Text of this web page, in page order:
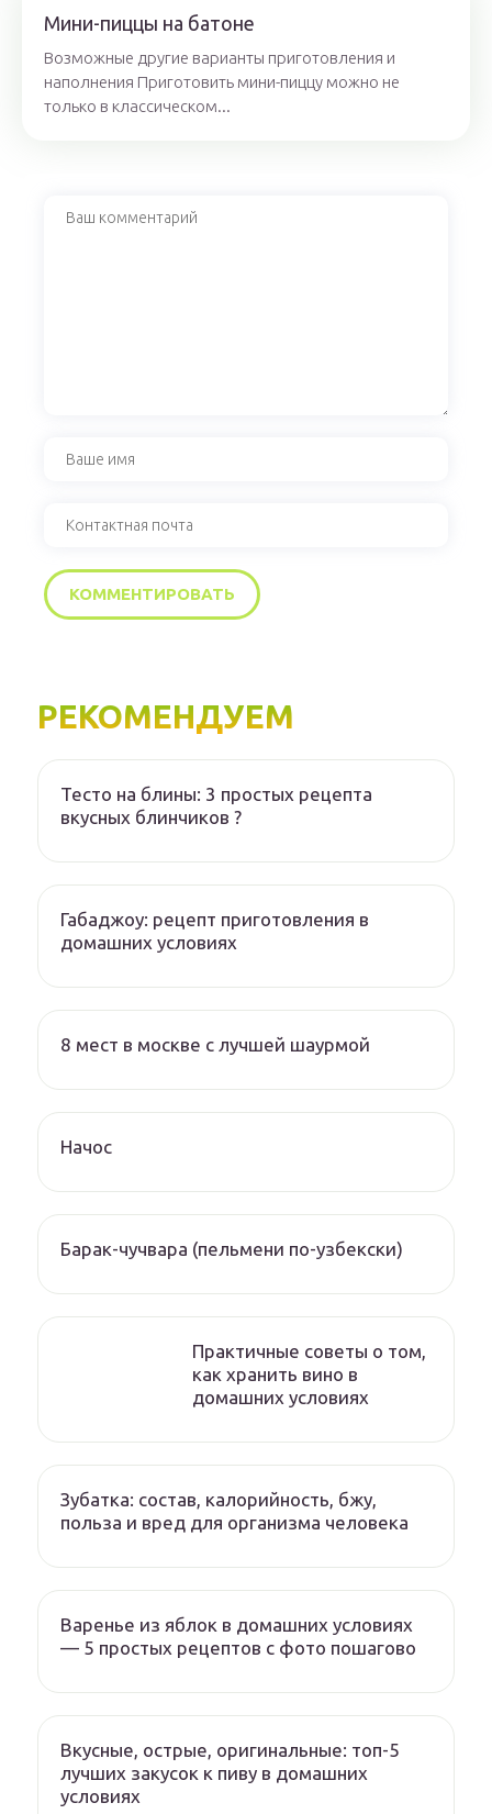
Мини-пиццы на батоне
Возможные другие варианты приготовления и
наполнения Приготовить мини-пиццу можно не
только в классическом...
РЕКОМЕНДУЕМ
Тесто на блины: 3 простых рецепта
вкусных блинчиков ?
Габаджоу: рецепт приготовления в
домашних условиях
8 мест в москве с лучшей шаурмой
Начос
Барак-чучвара (пельмени по-узбекски)
Практичные советы о том,
как хранить вино в
домашних условиях
Зубатка: состав, калорийность, бжу,
польза и вред для организма человека
Варенье из яблок в домашних условиях
— 5 простых рецептов с фото пошагово
Вкусные, острые, оригинальные: топ-5
лучших закусок к пиву в домашних
условиях